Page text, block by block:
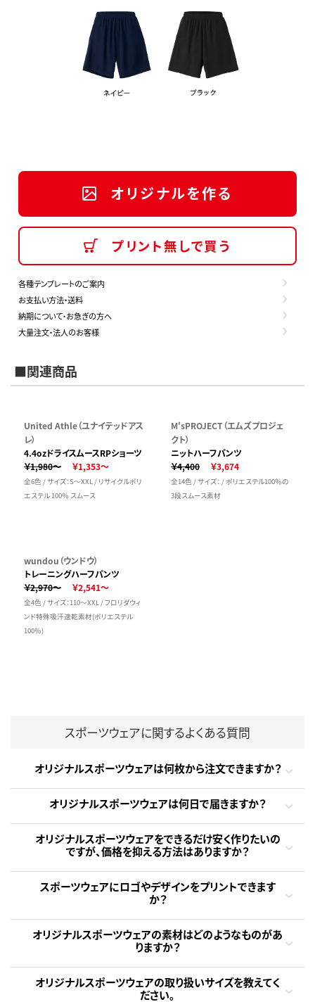
オリジナルを作る
プリント無しで買う
各種テンプレートのご案内
お支払い方法・送料
納期について・お急ぎの方へ
大量注文・法人のお客様
■関連商品
United Athle（ユナイテッドアス
レ）
4.4ozドライスムースRPショーツ
￥1,980～
￥1,353～
全6色 / サイズ：S～XXL / リサイクルポリ
エステル 100％ スムース
M'sPROJECT（エムズプロジェ
クト）
ニットハーフパンツ
￥4,400
￥3,674
全14色 / サイズ： / ポリエステル100％の
3段スムース素材
wundou（ウンドウ）
トレーニングハーフパンツ
￥2,970～
￥2,541～
全4色 / サイズ：110～XXL / フロリダウィ
ンド特殊吸汗速乾素材(ポリエステル
100％)
スポーツウェアに関するよくある質問
オリジナルスポーツウェアは何枚から注文できますか？
オリジナルスポーツウェアは何日で届きますか？
オリジナルスポーツウェアをできるだけ安く作りたいの
ですが、価格を抑える方法はありますか？
スポーツウェアにロゴやデザインをプリントできます
か？
オリジナルスポーツウェアの素材はどのようなものがあ
りますか？
オリジナルスポーツウェアの取り扱いサイズを教えてく
ださい。